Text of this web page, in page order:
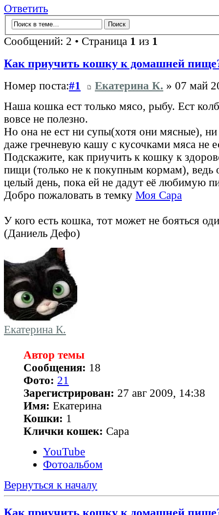
Ответить
Сообщений: 2 • Страница 1 из 1
Как приучить кошку к домашней
Номер поста:#1 Екатерина К. » 07 май
Наша кошка ест только мясо, рыбу. Ест
вовсе не полезно.
Но она не ест ни супы(хотя они мясные),
даже гречневую кашу с кусочками мяса не
Подскажите, как приучить к кошку к
пищи (только не к покупным кормам), ведь
целый день, пока ей не дадут её любимую
Добро пожаловать в темку Моя Сара
У кого есть кошка, тот может не бояться
(Даниель Дефо)
Екатерина К.
Автор темы
Сообщения: 18
Фото: 21
Зарегистрирован: 27 авг 2009, 14:38
Имя: Екатерина
Кошки: 1
Клички кошек: Сара
YouTube
Фотоальбом
Вернуться к началу